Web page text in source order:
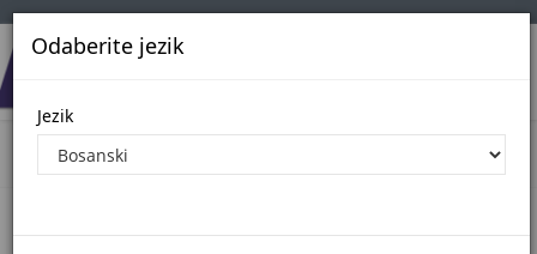
Odaberite jezik
Jezik
Nemate prava na pdf fajl.